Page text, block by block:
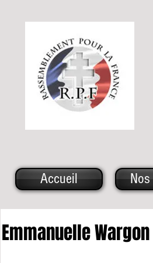
Accueil
Emmanuelle